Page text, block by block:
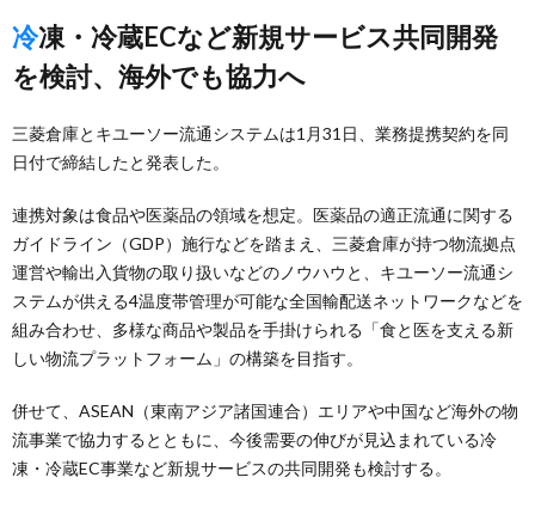
冷凍・冷蔵ECなど新規サービス共同開発
を検討、海外でも協力へ
三菱倉庫とキユーソー流通システムは1月31日、業務提携契約を同
日付で締結したと発表した。
連携対象は食品や医薬品の領域を想定。医薬品の適正流通に関する
ガイドライン（GDP）施行などを踏まえ、三菱倉庫が持つ物流拠点
運営や輸出入貨物の取り扱いなどのノウハウと、キユーソー流通シ
ステムが供える4温度帯管理が可能な全国輸配送ネットワークなどを
組み合わせ、多様な商品や製品を手掛けられる「食と医を支える新
しい物流プラットフォーム」の構築を目指す。
併せて、ASEAN（東南アジア諸国連合）エリアや中国など海外の物
流事業で協力するとともに、今後需要の伸びが見込まれている冷
凍・冷蔵EC事業など新規サービスの共同開発も検討する。